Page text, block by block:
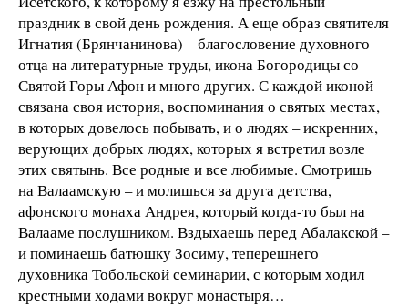
праздник в свой день рождения. А еще образ святителя
Игнатия (Брянчанинова) – благословение духовного
отца на литературные труды, икона Богородицы со
Святой Горы Афон и много других. С каждой иконой
связана своя история, воспоминания о святых местах,
в которых довелось побывать, и о людях – искренних,
верующих добрых людях, которых я встретил возле
этих святынь. Все родные и все любимые. Смотришь
на Валаамскую – и молишься за друга детства,
афонского монаха Андрея, который когда-то был на
Валааме послушником. Вздыхаешь перед Абалакской –
и поминаешь батюшку Зосиму, теперешнего
духовника Тобольской семинарии, с которым ходил
крестными ходами вокруг монастыря…